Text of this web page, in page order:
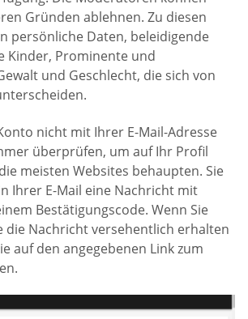
Gründen ablehnen. Zu diesen
persönliche Daten, beleidigende
Kinder, Prominente und
und Geschlecht, die sich von
nicht mit Ihrer E-Mail-Adresse
überprüfen, um auf Ihr Profil
meisten Websites behaupten. Sie
Ihrer E-Mail eine Nachricht mit
Bestätigungscode. Wenn Sie
die Nachricht versehentlich erhalten
auf den angegebenen Link zum